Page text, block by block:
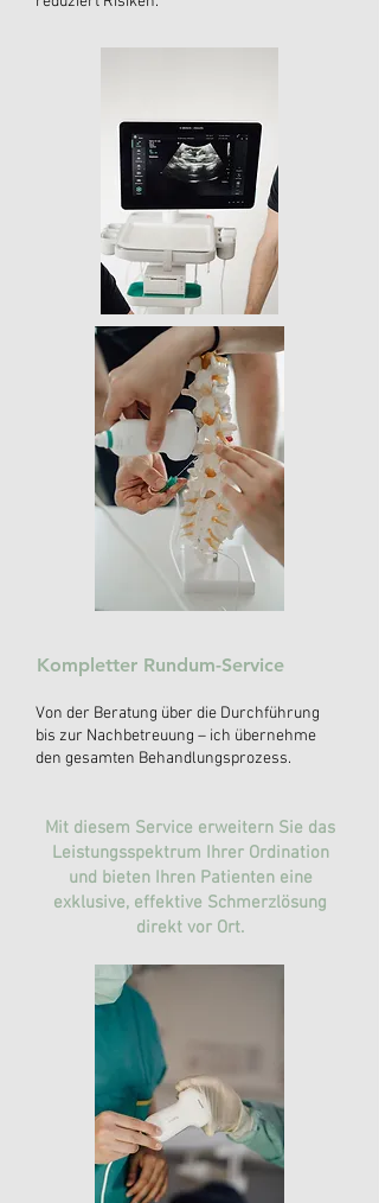
Kompletter Rundum-Service
Von der Beratung über die Durchführung
bis zur Nachbetreuung – ich übernehme
den gesamten Behandlungsprozess.
Mit diesem Service erweitern Sie das
Leistungsspektrum Ihrer Ordination
und bieten Ihren Patienten eine
exklusive, effektive Schmerzlösung
direkt vor Ort.